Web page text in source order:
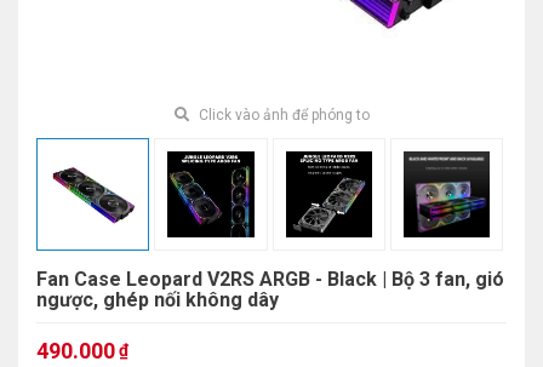
Click vào ảnh để phóng to
Fan Case Leopard V2RS ARGB - Black | Bộ 3 fan, gió
ngược, ghép nối không dây
490.000₫